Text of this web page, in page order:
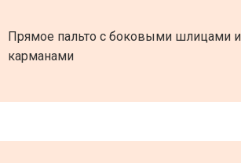
Прямое пальто с боковыми шлицами
карманами